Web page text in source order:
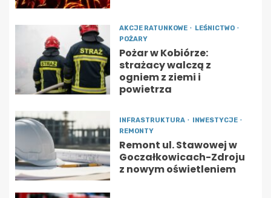
AKCJE RATUNKOWE
LEŚNICTWO
POŻARY
Pożar w Kobiórze:
strażacy walczą z
ogniem z ziemi i
powietrza
INFRASTRUKTURA
INWESTYCJE
REMONTY
Remont ul. Stawowej w
Goczałkowicach-Zdroju
z nowym oświetleniem